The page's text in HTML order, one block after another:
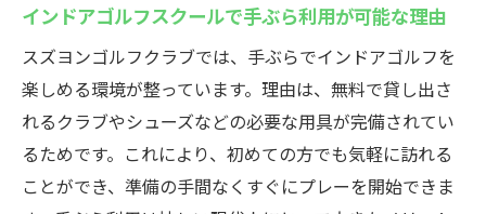
インドアゴルフスクールで手ぶら利用が可能な理由
スズヨンゴルフクラブでは、手ぶらでインドアゴルフを
楽しめる環境が整っています。理由は、無料で貸し出さ
れるクラブやシューズなどの必要な用具が完備されてい
るためです。これにより、初めての方でも気軽に訪れる
ことができ、準備の手間なくすぐにプレーを開始できま